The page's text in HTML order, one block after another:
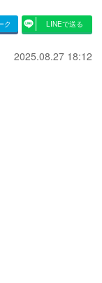
ク LINEで送る
2025.08.27 18:12